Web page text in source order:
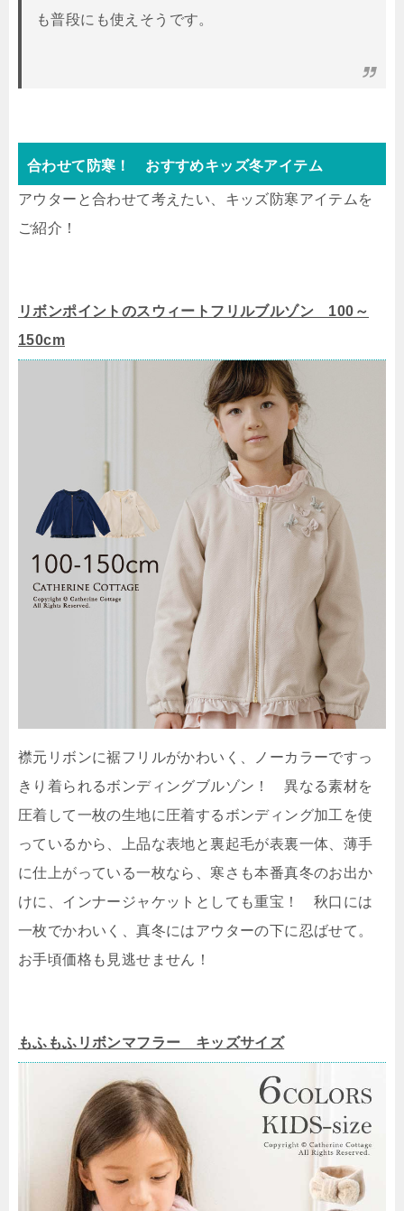
も普段にも使えそうです。
合わせて防寒！ おすすめキッズ冬アイテム
アウターと合わせて考えたい、キッズ防寒アイテムを
ご紹介！
リボンポイントのスウィートフリルブルゾン 100～
150cm
襟元リボンに裾フリルがかわいく、ノーカラーですっ
きり着られるボンディングブルゾン！ 異なる素材を
圧着して一枚の生地に圧着するボンディング加工を使
っているから、上品な表地と裏起毛が表裏一体、薄手
に仕上がっている一枚なら、寒さも本番真冬のお出か
けに、インナージャケットとしても重宝！ 秋口には
一枚でかわいく、真冬にはアウターの下に忍ばせて。
お手頃価格も見逃せません！
もふもふリボンマフラー キッズサイズ